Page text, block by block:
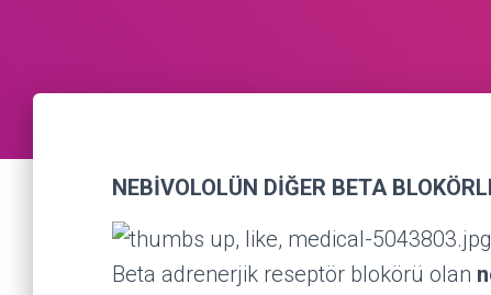
NEBİVOLOLÜN DİĞER BETA
Beta adrenerjik reseptör blokörü olan